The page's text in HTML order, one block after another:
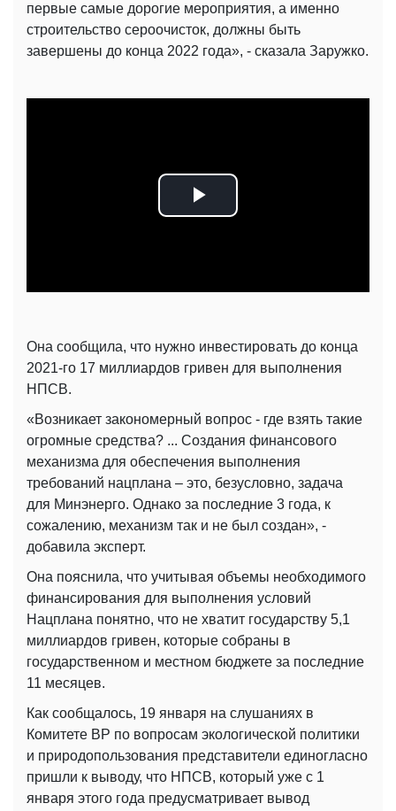
первые самые дорогие мероприятия, а именно
строительство сероочисток, должны быть
завершены до конца 2022 года», - сказала Заружко.
Play
Она сообщила, что нужно инвестировать до конца
2021-го 17 миллиардов гривен для выполнения
НПСВ.
«Возникает закономерный вопрос - где взять такие
огромные средства? ... Создания финансового
механизма для обеспечения выполнения
требований нацплана – это, безусловно, задача
для Минэнерго. Однако за последние 3 года, к
сожалению, механизм так и не был создан», -
добавила эксперт.
Она пояснила, что учитывая объемы необходимого
финансирования для выполнения условий
Нацплана понятно, что не хватит государству 5,1
миллиардов гривен, которые собраны в
государственном и местном бюджете за последние
11 месяцев.
Как сообщалось, 19 января на слушаниях в
Комитете ВР по вопросам экологической политики
и природопользования представители единогласно
пришли к выводу, что НПСВ, который уже с 1
января этого года предусматривает вывод